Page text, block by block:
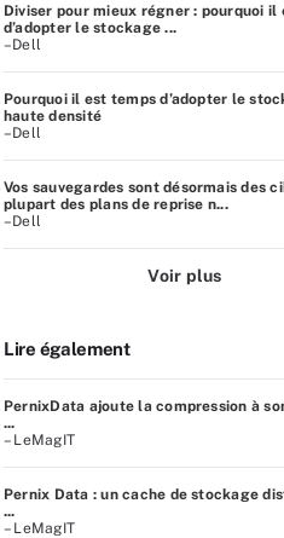
Diviser pour mieux régner : pourquoi il
d’adopter le stockage ...
–Dell
Pourquoi il est temps d’adopter le
haute densité
–Dell
Vos sauvegardes sont désormais des
plupart des plans de reprise n...
–Dell
Voir plus
Lire également
PernixData ajoute la compression à
...
– LeMagIT
Pernix Data : un cache de stockage
...
– LeMagIT